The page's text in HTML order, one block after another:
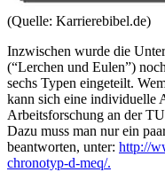
(Quelle: Karrierebibel.de)
Inzwischen wurde die
(“Lerchen und Eulen”)
sechs Typen eingeteilt.
kann sich eine individuelle
Arbeitsforschung an der
Dazu muss man nur ein
beantworten, unter: http://
chronotyp-d-meq/.